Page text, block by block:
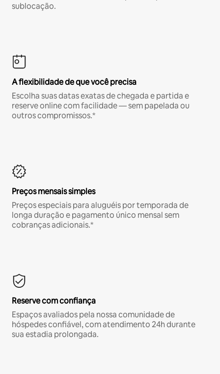
sublocação.
A flexibilidade de que você precisa
Escolha suas datas exatas de chegada e partida e
reserve online com facilidade — sem papelada ou
outros compromissos.*
Preços mensais simples
Preços especiais para aluguéis por temporada de
longa duração e pagamento único mensal sem
cobranças adicionais.*
Reserve com confiança
Espaços avaliados pela nossa comunidade de
hóspedes confiável, com atendimento 24h durante
sua estadia prolongada.